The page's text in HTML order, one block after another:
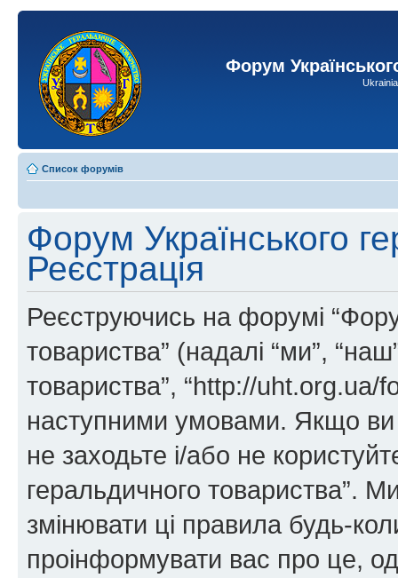
Форум
Список форумів
Форум Українського
Реєстрація
Реєструючись на форумі
товариства” (надалі “ми”,
товариства”, “http://uht.org.ua/
наступними умовами. Якщо ви
не заходьте і/або не
геральдичного товариства”.
змінювати ці правила будь-
проінформувати вас про це,